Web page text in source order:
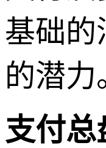
基础的
的潜力
支付总